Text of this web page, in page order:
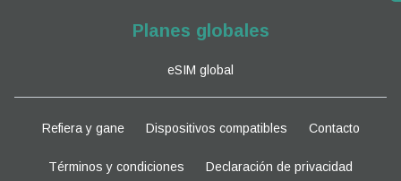
Planes globales
eSIM global
Refiera y gane Dispositivos compatibles Contacto
Términos y condiciones Declaración de privacidad